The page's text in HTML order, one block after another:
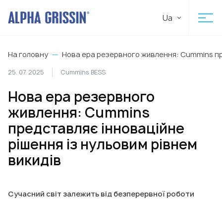
Ua
На головну Нова ера резервного живлення: Cummins
25. 07. 2025 Cummins BESS
Нова ера резервного
живлення: Cummins
представляє інноваційне
рішення із нульовим рівнем
викидів
Сучасний світ залежить від безперервної роботи